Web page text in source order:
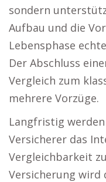
sondern
Aufbau und die
Lebensphase
Der Abschluss
Vergleich zum
mehrere Vorzüge.
Langfristig
Versicherer das
Vergleichbarkeit
Versicherung wird